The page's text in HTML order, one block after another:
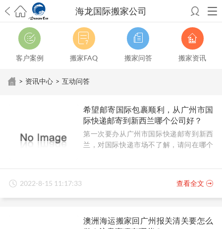
海龙国际搬家公司
希望邮寄国际包裹顺利，从广州市国际快递邮寄到新西兰哪个公司好？
澳洲海运搬家回广州报关清关要怎么做？注意事项有哪些？
青岛市国际
搬家服务到美国，搬家公司有哪些搬家方案？大连市国际搬家服务到中
国台湾是一种怎样的体验？有人分享搬家经历吗？
从长沙市国际快递邮
寄到韩国有哪些国际快递方式？用哪种好？
法有哪些？具体怎么操作？
国际搬家：家具海运到奥克兰怎么样能省
影响国际搬家吗？上海搬家到新西兰旺格雷有点不一样 北京私人物品运
输到澳大利亚，移民如何跨国搬家？上海移民搬家到塞浦路斯，国际搬
家怎么搬省钱？昆明搬家到美国，如何打包才能对国际长途运输放心？
从重庆市托运到美国从上海市托运到澳大利亚
市搬家到英国从南京市搬家到加拿大从大连市搬家到英国从佛山市搬家
到美国从北京市搬家到西班牙
客户案例 搬家FAQ 搬家问答 搬家资讯
> 资讯中心 > 互动问答
希望邮寄国际包裹顺利，从广州市国
际快递邮寄到新西兰哪个公司好？
第一次要办从广州市国际快递邮寄到新西
兰，对国际快递市场不了解，请问在哪个
2022-8-15 11:17:33 查看全文
澳洲海运搬家回广州报关清关要怎么